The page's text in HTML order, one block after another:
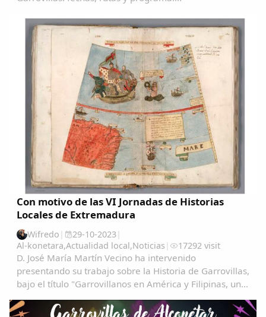
Con motivo de las VI Jornadas de Historias
Locales de Extremadura
Wifredo | 29-10-2023|
Al-konetara,Actualidad local,Noticias | 17292 visit
D. José María Martín Vecino ha intervenido
presentando su trabajo sobre la Historia de Garrovillas,
bajo el título "Garrovillanos en América y Filipinas, una
aproximación cartográfica" Garrovillanos-en-
AmeÃ&#140;&#129;rica-y-Filipinas-una...